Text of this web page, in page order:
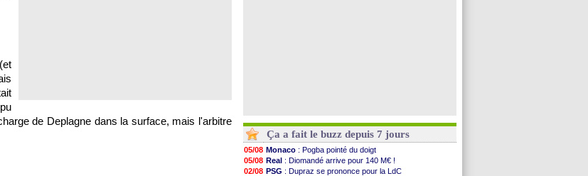
de Deplagne dans la surface, mais l'arbitre
Ça a fait le buzz depuis 7 jours
05/08 Monaco : Pogba pointé du doigt
05/08 Real : Diomandé arrive pour 140 M€ !
02/08 PSG : Dupraz se prononce pour la LdC